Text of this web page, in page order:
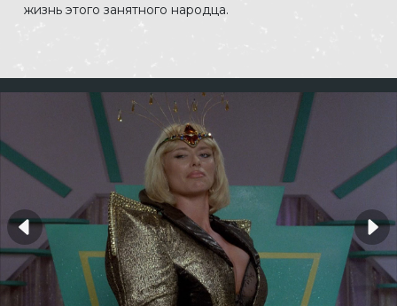
жизнь этого занятного народца.